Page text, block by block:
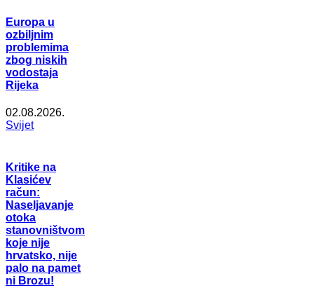
Europa u
ozbiljnim
problemima
zbog niskih
vodostaja
Rijeka
02.08.2026.
Svijet
Kritike na
Klasićev
račun:
Naseljavanje
otoka
stanovništvom
koje nije
hrvatsko, nije
palo na pamet
ni Brozu!